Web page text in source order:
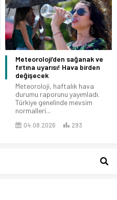
Meteoroloji’den sağanak ve
fırtına uyarısı! Hava birden
değişecek
Meteoroloji, haftalık hava
durumu raporunu yayımladı.
Türkiye genelinde mevsim
normalleri...
04.08.2026 293